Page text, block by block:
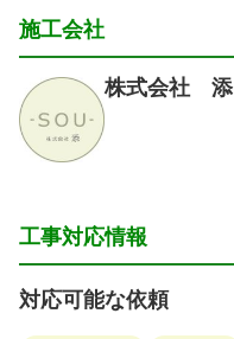
施工会社
株式会社 添
工事対応情報
対応可能な依頼